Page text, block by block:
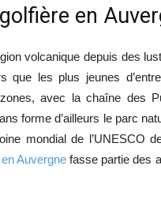
en
volcanique depuis des
que les plus jeunes
avec la chaîne des
forme d’ailleurs le parc
mondial de l’UNESCO
Auvergne fasse partie des